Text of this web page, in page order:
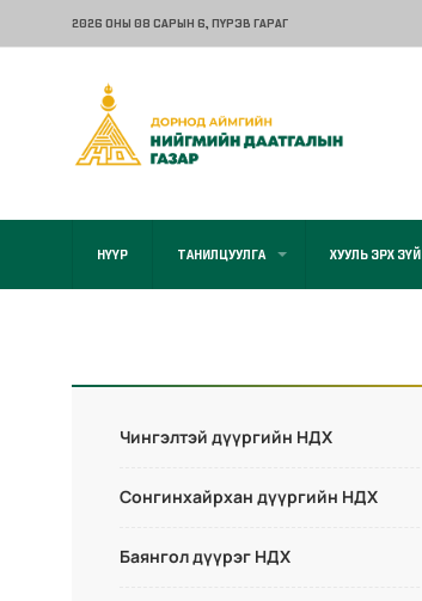
2026 ОНЫ 08 САРЫН 6, ПҮРЭВ ГАРАГ
НҮҮР ТАНИЛЦУУЛГА ХУУЛЬ ЭРХ ЗҮЙ
Чингэлтэй дүүргийн НДХ
Сонгинхайрхан дүүргийн НДХ
Баянгол дүүрэг НДХ